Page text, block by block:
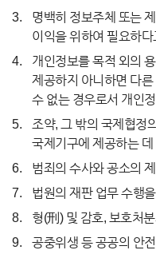
명백히 정보주체 또는
이익을 위하여 필요하
개인정보를 목적 외의
제공하지 아니하면 다
수 없는 경우로서 개인
조약, 그 밖의 국제협정
국제기구에 제공하는
범죄의 수사와 공소의
법원의 재판 업무 수행
형(刑) 및 감호, 보호처
공중위생 등 공공의 안